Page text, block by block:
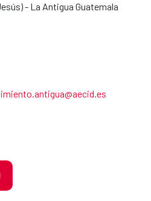
- La Antigua Guatemala